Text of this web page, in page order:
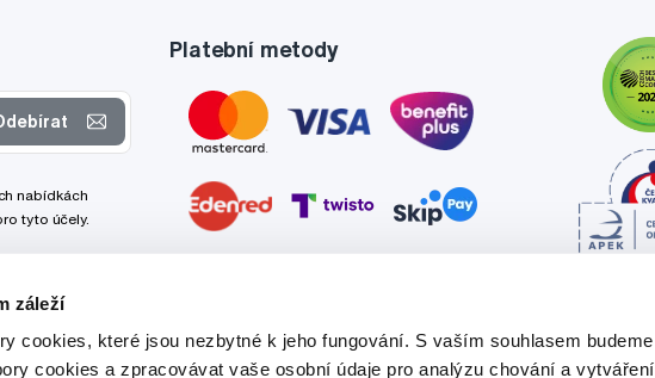
záleží
cookies, které jsou nezbytné k jeho fungování. S vaším souhlasem budeme
cookies a zpracovávat vaše osobní údaje pro analýzu chování a vytváření
nabídkách
tyto účely.
Platební metody